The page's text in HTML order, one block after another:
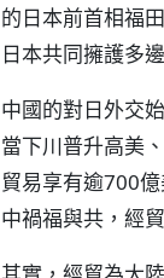
的日本前首相福
日本共同擁護多
中國的對日外交
當下川普升高美
貿易享有逾700
中禍福與共，經